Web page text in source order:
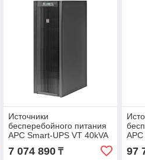
Источники
бесперебойного питания
APC Smart-UPS VT 40kVA
400V w/4 Batt. Mod., Start-
Up 5X8, Internal Maint
7 074 890₸
5/6/
97